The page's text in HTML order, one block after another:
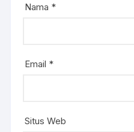
Nama *
Email *
Situs Web